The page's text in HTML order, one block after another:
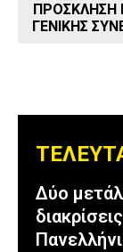
ΠΡΟΣΚΛΗΣΗ
ΓΕΝΙΚΗΣ
Δύο